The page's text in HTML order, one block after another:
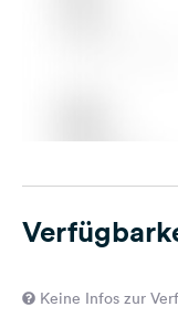
Keine Infos zur